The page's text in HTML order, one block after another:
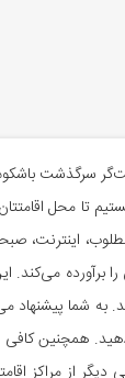
سرگذشت
تا محل
برآورده
دیار پا می‌گذراند.
همچنین